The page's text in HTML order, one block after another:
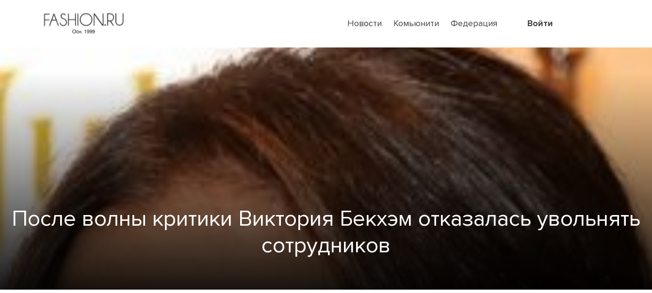
Новости Комьюнити Федерация Войти
После волны критики Виктория Бекхэм отказалась увольнять
сотрудников